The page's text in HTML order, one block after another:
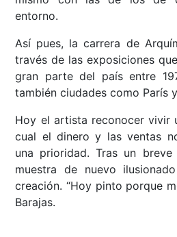
entorno.
Así pues, la carrera de
través de las exposiciones
gran parte del país entre
también ciudades como París
Hoy el artista reconocer vivir
cual el dinero y las ventas
una prioridad. Tras un
muestra de nuevo
creación. “Hoy pinto porque
Barajas.